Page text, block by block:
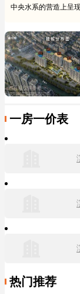
中央水系的营造上呈
一房一价表
热门推荐